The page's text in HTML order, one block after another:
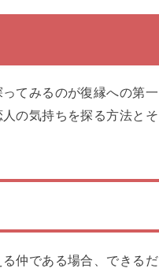
てみるのが復縁への第一
の気持ちを探る方法とそ
仲である場合、できるだ